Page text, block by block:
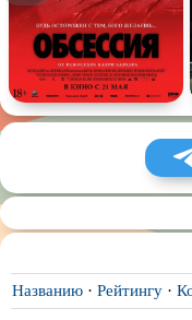
Спектакль
Названию· Рейтингу·